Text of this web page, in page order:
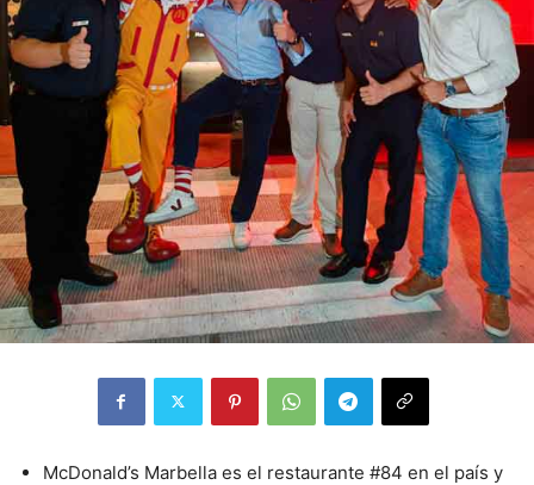
McDonald’s Marbella es el restaurante #84 en el país y